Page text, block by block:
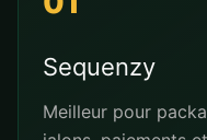
Sequenzy
Meilleur pour